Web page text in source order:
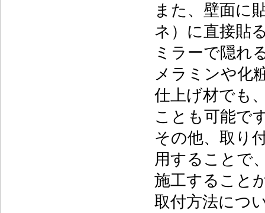
また、壁面に
ネ）に直接貼
ミラーで隠れ
メラミンや化
仕上げ材でも
ことも可能で
その他、取り
用することで
施工すること
取付方法につ